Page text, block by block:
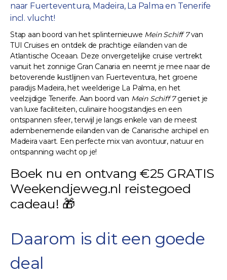
naar Fuerteventura, Madeira, La Palma en Tenerife
incl. vlucht!
Stap aan boord van het splinternieuwe Mein Schiff 7van
TUI Cruises en ontdek de prachtige eilanden van de
Atlantische Oceaan. Deze onvergetelijke cruise vertrekt
vanuit het zonnige Gran Canaria en neemt je mee naar de
betoverende kustlijnen van Fuerteventura, het groene
paradijs Madeira, het weelderige La Palma, en het
veelzijdige Tenerife. Aan boord van Mein Schiff 7geniet je
van luxe faciliteiten, culinaire hoogstandjes en een
ontspannen sfeer, terwijl je langs enkele van de meest
adembenemende eilanden van de Canarische archipel en
Madeira vaart. Een perfecte mix van avontuur, natuur en
ontspanning wacht op je!
Boek nu en ontvang €25 GRATIS
Weekendjeweg.nl reistegoed
cadeau! 🎁
Daarom is dit een goede
deal